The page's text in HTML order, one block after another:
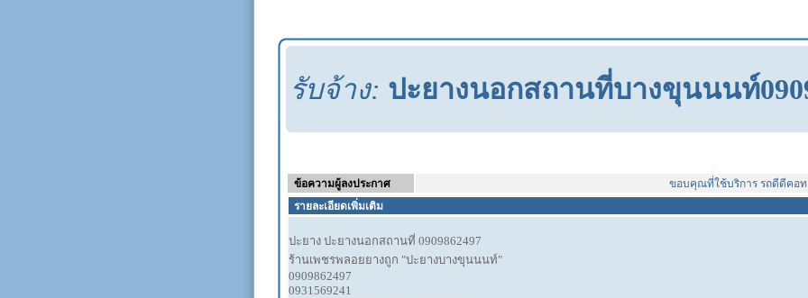
รับจ้าง: ปะยางนอกสถานที่บางขุนนนท์
ข้อความผู้ลงประกาศ
ขอบคุณที่ใช้บริการ รถดีดีคอทคอม
รายละเอียดเพิ่มเติม
ปะยาง ปะยางนอกสถานที่ 0909862497
ร้านเพชรพลอยยางถูก "ปะยางบางขุนนนท์"
0909862497
0931569241